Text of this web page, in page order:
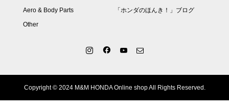
Aero & Body Parts
Other
「ホンダのほんき！」ブログ
Copyright © 2024 M&M HONDA Online shop All Rights Reserved.